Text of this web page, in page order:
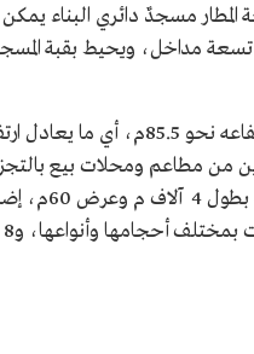
مسجدٌ دائري البناء
جسرًا،